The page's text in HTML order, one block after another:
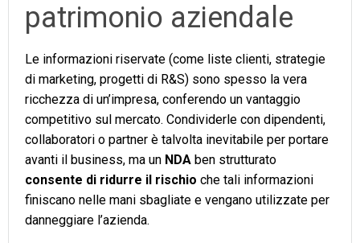
patrimonio aziendale
Le informazioni riservate (come liste clienti, strategie
di marketing, progetti di R&S) sono spesso la vera
ricchezza di un’impresa, conferendo un vantaggio
competitivo sul mercato. Condividerle con dipendenti,
collaboratori o partner è talvolta inevitabile per portare
avanti il business, ma un NDA ben strutturato
consente di ridurre il rischio che tali informazioni
finiscano nelle mani sbagliate e vengano utilizzate per
danneggiare l’azienda.